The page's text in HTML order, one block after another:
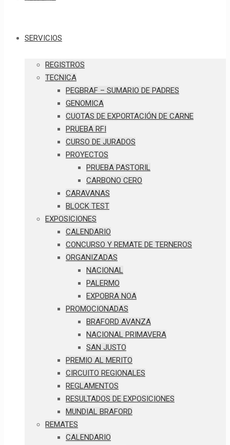
SERVICIOS
REGISTROS
TECNICA
PEGBRAF – SUMARIO DE PADRES
GENOMICA
CUOTAS DE EXPORTACIÓN DE CARNE
PRUEBA RFI
CURSO DE JURADOS
PROYECTOS
PRUEBA PASTORIL
CARBONO CERO
CARAVANAS
BLOCK TEST
EXPOSICIONES
CALENDARIO
CONCURSO Y REMATE DE TERNEROS
ORGANIZADAS
NACIONAL
PALERMO
EXPOBRA NOA
PROMOCIONADAS
BRAFORD AVANZA
NACIONAL PRIMAVERA
SAN JUSTO
PREMIO AL MERITO
CIRCUITO REGIONALES
REGLAMENTOS
RESULTADOS DE EXPOSICIONES
MUNDIAL BRAFORD
REMATES
CALENDARIO